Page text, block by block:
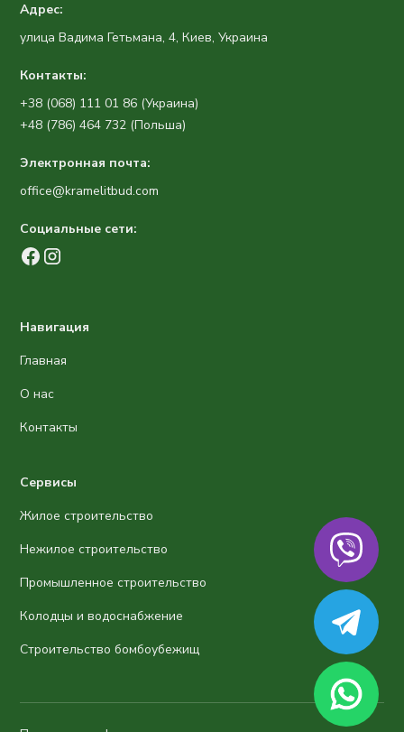
Адрес:
улица Вадима Гетьмана, 4, Киев, Украина
Контакты:
+38 (068) 111 01 86 (Украина)
+48 (786) 464 732 (Польша)
Электронная почта:
office@kramelitbud.com
Социальные сети:
Навигация
Главная
О нас
Контакты
Сервисы
Жилое строительство
Нежилое строительство
Промышленное строительство
Колодцы и водоснабжение
Строительство бомбоубежищ